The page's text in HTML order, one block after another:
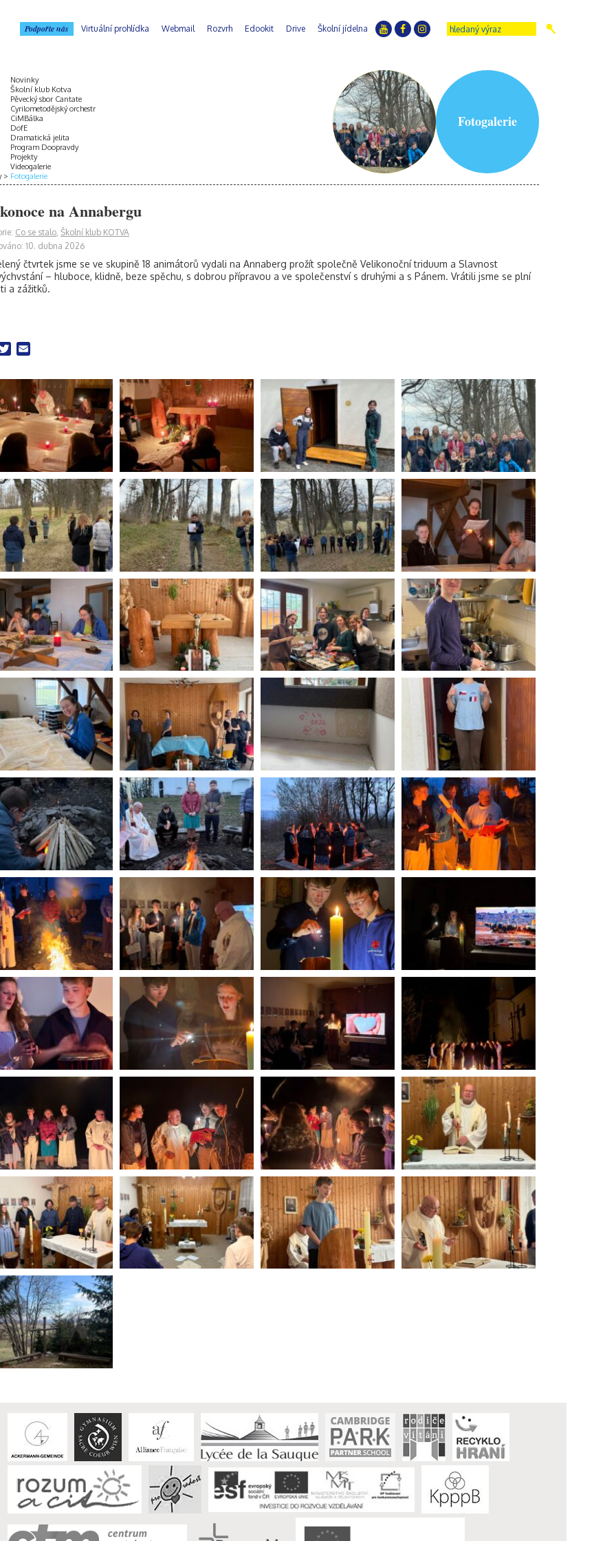
Podpořte nás Virtuální prohlídka Webmail Rozvrh Edookit Drive Školní jídelna
Novinky
Školní klub Kotva
Pěvecký sbor Cantate
Cyrilometodějský orchestr
CiMBálka
DofE
Dramatická jelita
Program Doopravdy
Projekty
Videogalerie
Fotogalerie
Fotogalerie
na Annabergu
Co se stalo, Školní klub KOTVA
10. dubna 2026
čtvrtek jsme se ve skupině 18 animátorů vydali na Annaberg prožít společně Velikonoční triduum a Slavnost
– hluboce, klidně, beze spěchu, s dobrou přípravou a ve společenství s druhými a s Pánem. Vrátili jsme se plní
a zážitků.
Twitter